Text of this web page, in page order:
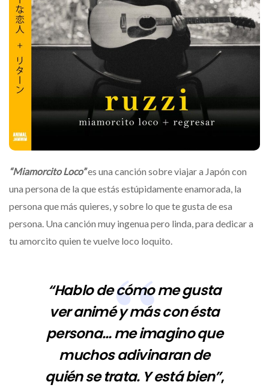
“Miamorcito Loco”es una canción sobre viajar a Japón con
una persona de la que estás estúpidamente enamorada, la
persona que más quieres, y sobre lo que te gusta de esa
persona. Una canción muy ingenua pero linda, para dedicar a
tu amorcito quien te vuelve loco loquito.
“Hablo de cómo me gusta
ver animé y más con ésta
persona… me imagino que
muchos adivinaran de
quién se trata. Y está bien”,